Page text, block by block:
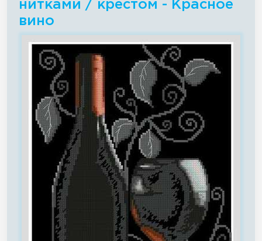
нитками / крестом - Красное
вино